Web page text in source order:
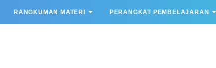
RANGKUMAN MATERI PERANGKAT PEMBELAJARAN